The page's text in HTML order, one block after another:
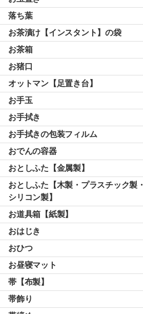
落ち葉
お茶漬け【インスタント】の袋
お茶箱
お猪口
オットマン【足置き台】
お手玉
お手拭き
お手拭きの包装フィルム
おでんの容器
おとしふた【金属製】
おとしふた【木製・プラスチック製・
シリコン製】
お道具箱【紙製】
おはじき
おひつ
お昼寝マット
帯【布製】
帯飾り